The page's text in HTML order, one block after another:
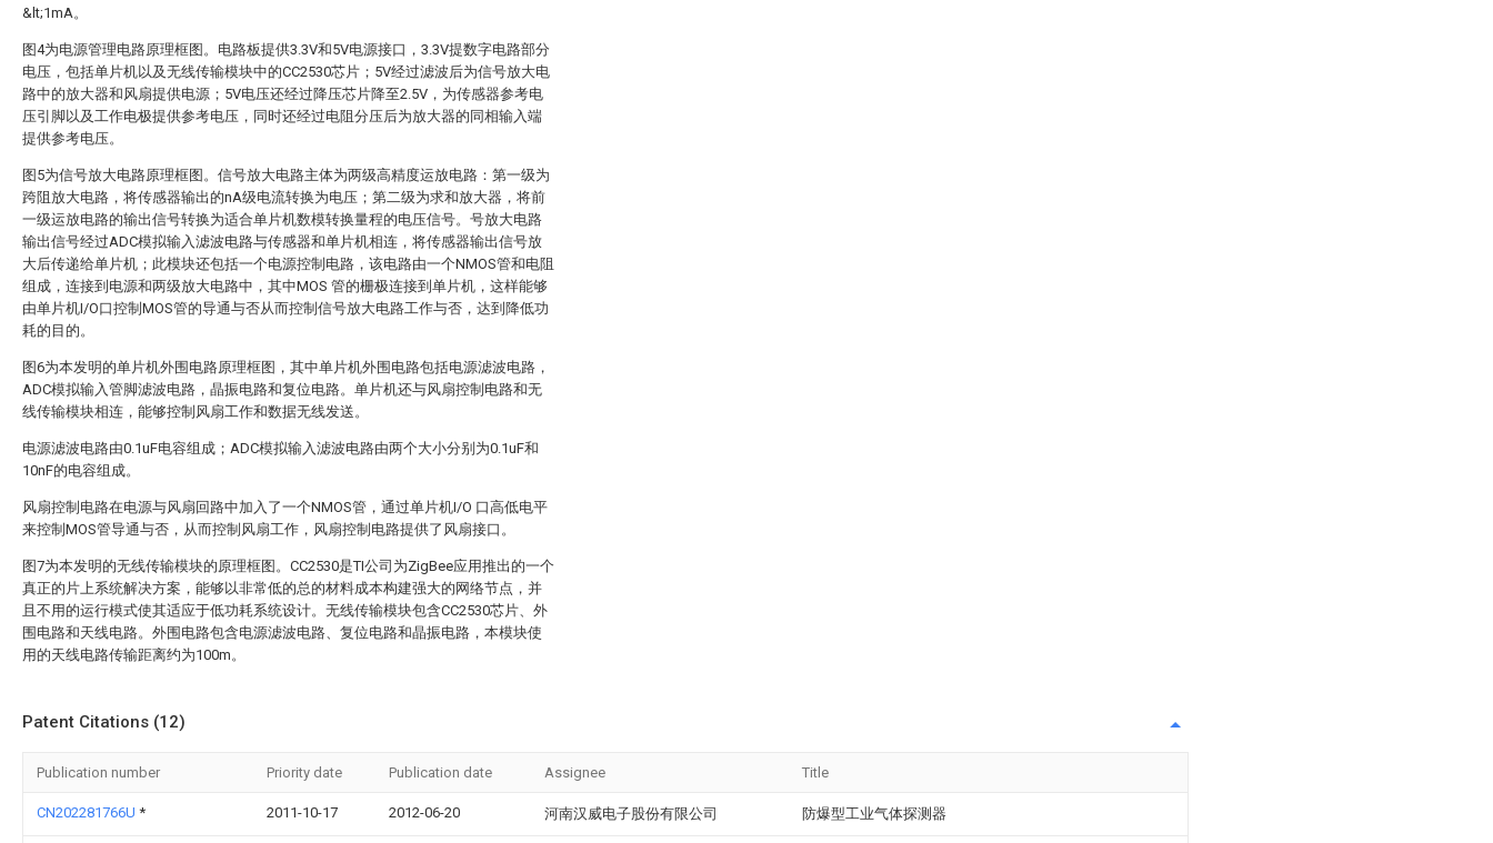
&lt;1mA。
图4为电源管理电路原理框图。电路板提供3.3V和5V电源接口，3.3V提数字电路部分
电压，包括单片机以及无线传输模块中的CC2530芯片；5V经过滤波后为信号放大电
路中的放大器和风扇提供电源；5V电压还经过降压芯片降至2.5V，为传感器参考电
压引脚以及工作电极提供参考电压，同时还经过电阻分压后为放大器的同相输入端
提供参考电压。
图5为信号放大电路原理框图。信号放大电路主体为两级高精度运放电路：第一级为
跨阻放大电路，将传感器输出的nA级电流转换为电压；第二级为求和放大器，将前
一级运放电路的输出信号转换为适合单片机数模转换量程的电压信号。号放大电路
输出信号经过ADC模拟输入滤波电路与传感器和单片机相连，将传感器输出信号放
大后传递给单片机；此模块还包括一个电源控制电路，该电路由一个NMOS管和电阻
组成，连接到电源和两级放大电路中，其中MOS 管的栅极连接到单片机，这样能够
由单片机I/O口控制MOS管的导通与否从而控制信号放大电路工作与否，达到降低功
耗的目的。
图6为本发明的单片机外围电路原理框图，其中单片机外围电路包括电源滤波电路，
ADC模拟输入管脚滤波电路，晶振电路和复位电路。单片机还与风扇控制电路和无
线传输模块相连，能够控制风扇工作和数据无线发送。
电源滤波电路由0.1uF电容组成；ADC模拟输入滤波电路由两个大小分别为0.1uF和
10nF的电容组成。
风扇控制电路在电源与风扇回路中加入了一个NMOS管，通过单片机I/O 口高低电平
来控制MOS管导通与否，从而控制风扇工作，风扇控制电路提供了风扇接口。
图7为本发明的无线传输模块的原理框图。CC2530是TI公司为ZigBee应用推出的一个
真正的片上系统解决方案，能够以非常低的总的材料成本构建强大的网络节点，并
且不用的运行模式使其适应于低功耗系统设计。无线传输模块包含CC2530芯片、外
围电路和天线电路。外围电路包含电源滤波电路、复位电路和晶振电路，本模块使
用的天线电路传输距离约为100m。
Patent Citations (12)
Publication number Priority date Publication date Assignee Title
CN202281766U * 2011-10-17 2012-06-20 河南汉威电子股份有限公司 防爆型工业气体探测器